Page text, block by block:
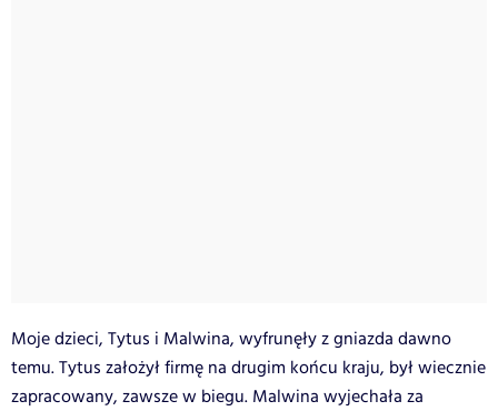
Moje dzieci, Tytus i Malwina, wyfrunęły z gniazda dawno
temu. Tytus założył firmę na drugim końcu kraju, był wiecznie
zapracowany, zawsze w biegu. Malwina wyjechała za